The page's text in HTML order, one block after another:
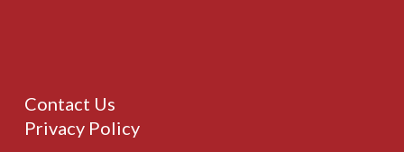
Contact Us
Privacy Policy